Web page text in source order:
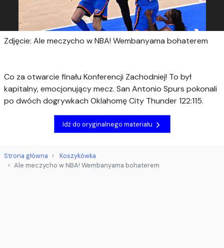
Zdjęcie: Ale meczycho w NBA! Wembanyama bohaterem
Co za otwarcie finału Konferencji Zachodniej! To był
kapitalny, emocjonujący mecz. San Antonio Spurs pokonali
po dwóch dogrywkach Oklahomę City Thunder 122:115.
Idź do oryginalnego materiału
Strona główna
Koszykówka
Ale meczycho w NBA! Wembanyama bohaterem